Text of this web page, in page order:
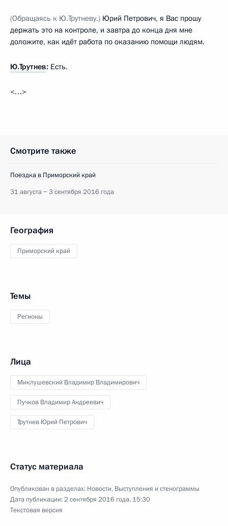
(Обращаясь к Ю.Трутневу.) Юрий Петрович, я Вас прошу
держать это на контроле, и завтра до конца дня мне
доложите, как идёт работа по оказанию помощи людям.
Ю.Трутнев: Есть.
<…>
Смотрите также
Поездка в Приморский край
31 августа − 3 сентября 2016 года
География
Приморский край
Темы
Регионы
Лица
Миклушевский Владимир Владимирович
Пучков Владимир Андреевич
Трутнев Юрий Петрович
Статус материала
Опубликован в разделах: Новости, Выступления и стенограммы
Дата публикации:2 сентября 2016 года, 15:30
Текстовая версия